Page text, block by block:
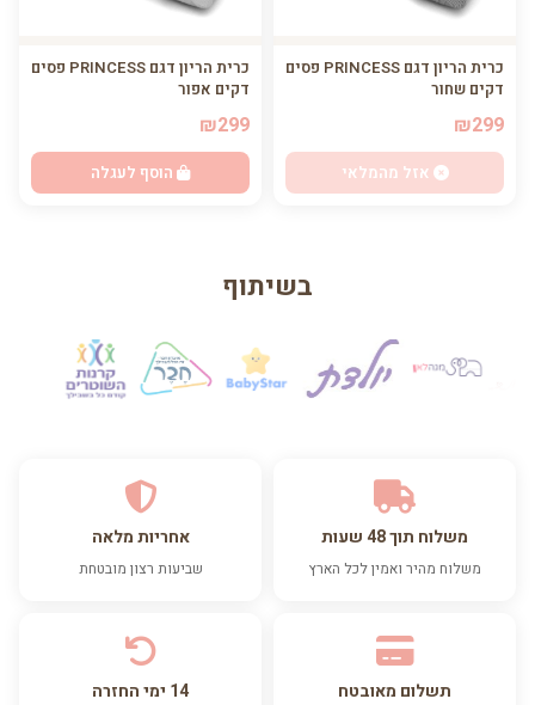
כרית הריון דגם PRINCESS פסים
דקים שחור
₪299
אזל מהמלאי
כרית הריון דגם PRINCESS פסים
דקים אפור
₪299
הוסף לעגלה
בשיתוף
משלוח תוך 48 שעות
משלוח מהיר ואמין לכל הארץ
אחריות מלאה
שביעות רצון מובטחת
תשלום מאובטח 14 ימי החזרה